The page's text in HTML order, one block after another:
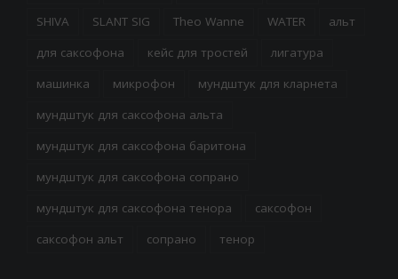
SHIVA
SLANT SIG Theo Wanne WATER
альт
для саксофона
кейс для тростей
лигатура
машинка
микрофон
мундштук для кларнета
мундштук для саксофона альта
мундштук для саксофона баритона
мундштук для саксофона сопрано
мундштук для саксофона тенора
саксофон
саксофон альт
сопрано тенор